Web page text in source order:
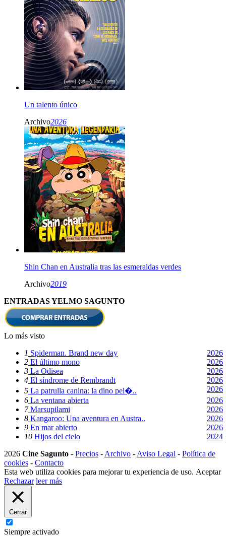
Un talento único
Archivo2026
Shin Chan en Australia tras las esmeraldas verdes
Archivo2019
ENTRADAS YELMO SAGUNTO
Lo más visto
1 Spiderman. Brand new day
2026
2 El último mono
2026
3 La Odisea
2026
4 El síndrome de Rembrandt
2026
5 La patrulla canina: la dino pel�..
2026
6 La ventana abierta
2026
7Marsupilami
2026
8 Kangaroo: Una aventura en Austra..
2026
9 En mar abierto
2026
10 Hijos del cielo
2024
2026 Cine Sagunto - Precios - Archivo - Aviso Legal - Política de
cookies - Contacto
Esta web utiliza cookies para mejorar tu experiencia de uso. Aceptar
Rechazar leer más
Cerrar
Siempre activado